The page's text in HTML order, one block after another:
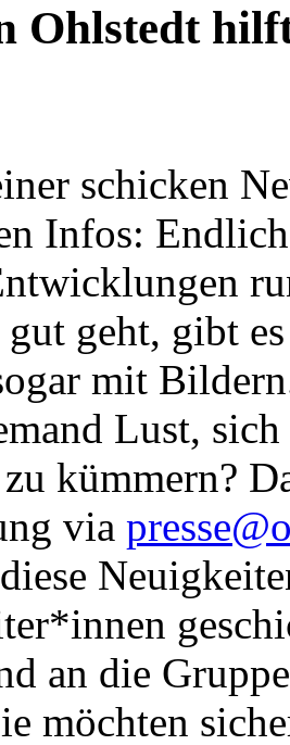
Ohlstedt
schicken
Infos:
gut geht, gibt
mit
Lust,
kümmern?
via
an die
möchten